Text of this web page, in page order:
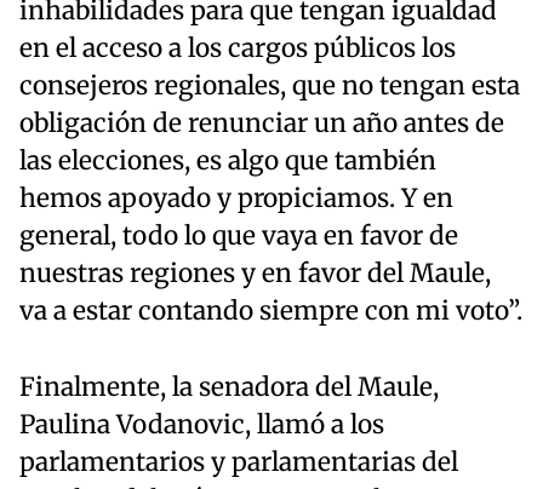
inhabilidades para que tengan igualdad
en el acceso a los cargos públicos los
consejeros regionales, que no tengan esta
obligación de renunciar un año antes de
las elecciones, es algo que también
hemos apoyado y propiciamos. Y en
general, todo lo que vaya en favor de
nuestras regiones y en favor del Maule,
va a estar contando siempre con mi voto”.
Finalmente, la senadora del Maule,
Paulina Vodanovic, llamó a los
parlamentarios y parlamentarias del